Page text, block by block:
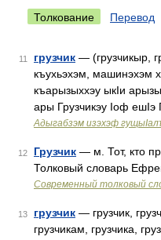
Толкование Перевод
11 грузчик — (грузчикыр,
къухьэхэм, машинэхэм
къарызыххэу ыкIи
ары Грузчикэу Iоф ешIэ
Адыгабзэм изэхэф
12 Грузчик — м. Тот, кто
Толковый словарь
Современный толковый
13 грузчик — грузчик,
грузчикам, грузчика,